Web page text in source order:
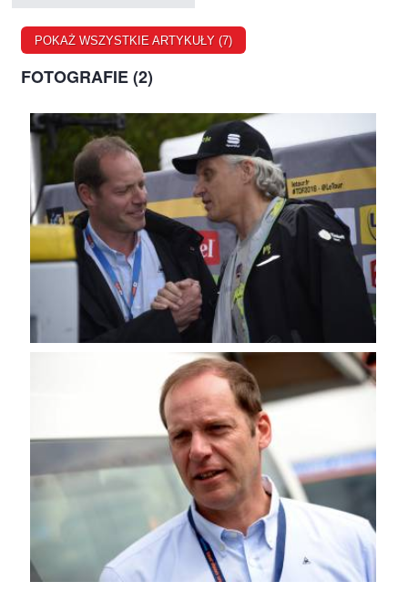
POKAŻ WSZYSTKIE ARTYKUŁY (7)
FOTOGRAFIE (2)